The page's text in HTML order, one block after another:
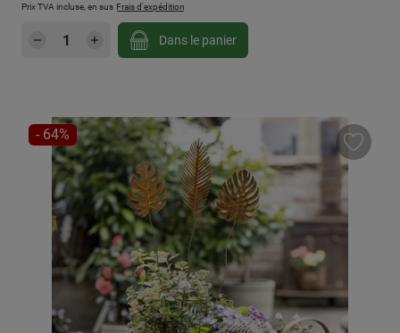
Prix TVA incluse, en sus Frais d'expédition
Quantité de produit : Entrez la quantité
Dans le panier
RÉDUCTION
- 64%